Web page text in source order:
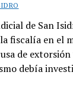
de San
fiscalía en el
de
debía